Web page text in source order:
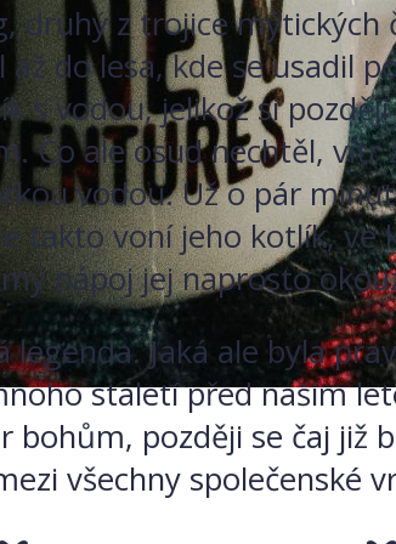
druhý z trojice mýtických
do lesa, kde se usadil
s vodou, jelikož si
Co ale osud nechtěl, vítr
vodou. Už o pár
takto voní jeho kotlík, ve
nápoj jej naprosto
Jaká ale byla
staletí před naším
později se čaj již
všechny společenské